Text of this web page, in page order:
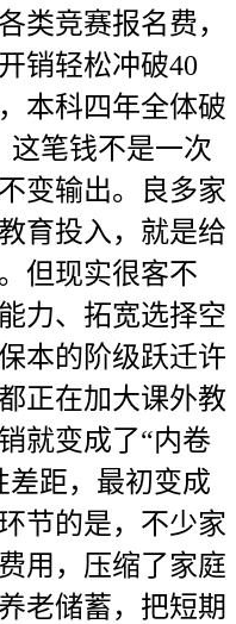
类竞赛报名费，
销轻松冲破40
本科四年全体破
这笔钱不是一次
变输出。良多家
育投入，就是给
但现实很客不
力、拓宽选择空
本的阶级跃迁许
正在加大课外教
就变成了“内卷
差距，最初变成
节的是，不少家
用，压缩了家庭
老储蓄，把短期